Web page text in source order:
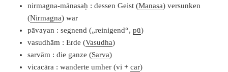
nirmagna-mānasaḥ : dessen Geist (Manasa) versunken
(Nirmagna) war
pāvayan : segnend („reinigend“,pū)
vasudhām : Erde (Vasudha)
sarvām : die ganze (Sarva)
vicacāra : wanderte umher (vi +car)